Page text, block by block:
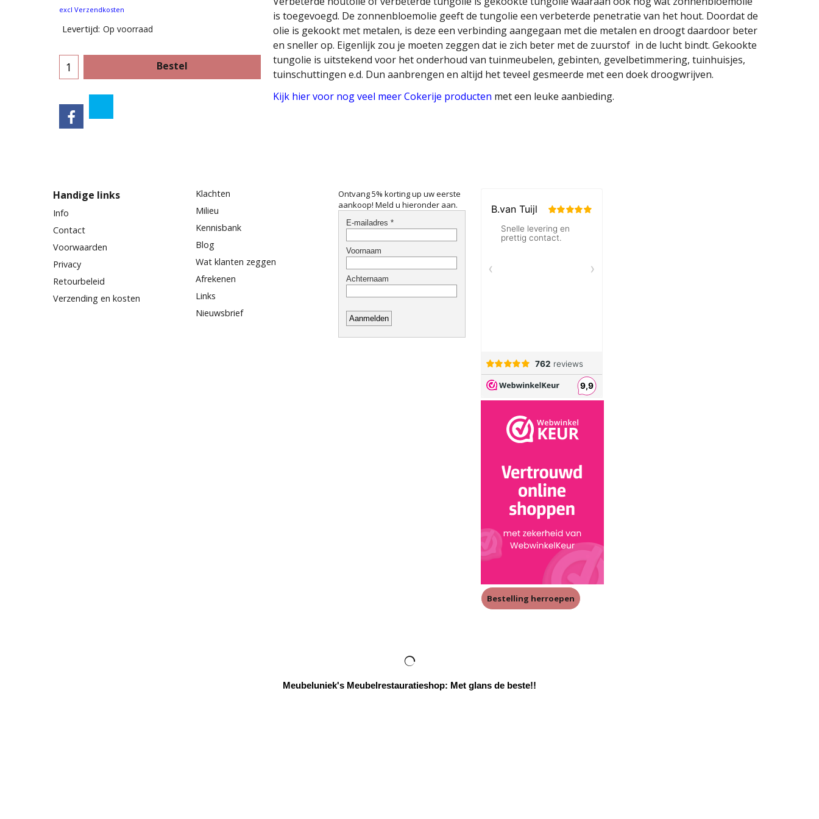
excl Verzendkosten
Levertijd: Op voorraad
Bestel
is toegevoegd. De zonnenbloemolie geeft de tungolie een verbeterde penetratie van het hout. Doordat de
olie is gekookt met metalen, is deze een verbinding aangegaan met die metalen en droogt daardoor beter
en sneller op. Eigenlijk zou je moeten zeggen dat ie zich beter met de zuurstof in de lucht bindt. Gekookte
tungolie is uitstekend voor het onderhoud van tuinmeubelen, gebinten, gevelbetimmering, tuinhuisjes,
tuinschuttingen e.d. Dun aanbrengen en altijd het teveel gesmeerde met een doek droogwrijven.
Kijk hier voor nog veel meer Cokerije producten met een leuke aanbieding.
Handige links
Info
Contact
Voorwaarden
Privacy
Retourbeleid
Verzending en kosten
Klachten
Milieu
Kennisbank
Blog
Wat klanten zeggen
Afrekenen
Links
Nieuwsbrief
Ontvang 5% korting up uw eerste
aankoop! Meld u hieronder aan.
Bestelling herroepen
Meubeluniek's Meubelrestauratieshop: Met glans de beste!!